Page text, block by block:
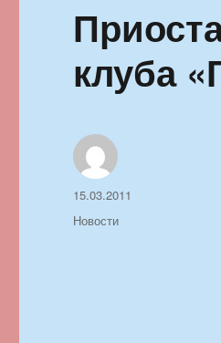
клуба
Автор
Опубликовано
15.03.2011
Рубрики
Новости